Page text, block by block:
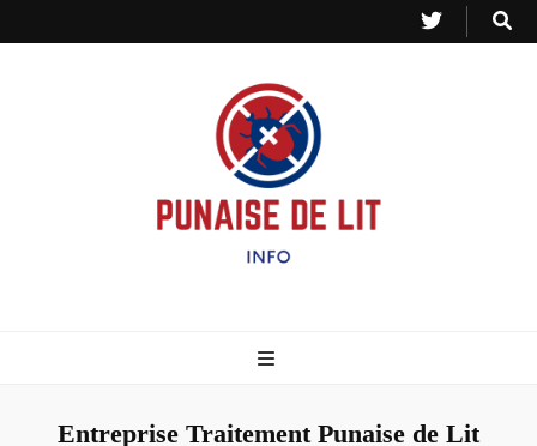
– Info
Entreprise Traitement Punaise de Lit